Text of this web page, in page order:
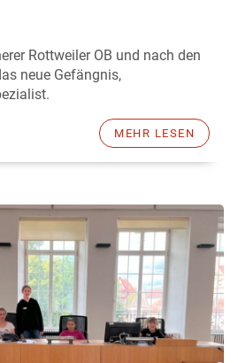
Rottweiler OB und nach den
neue Gefängnis,
MEHR LESEN